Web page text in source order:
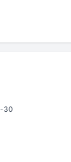
30